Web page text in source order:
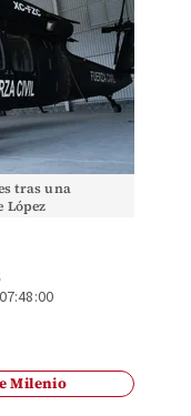
tras una
López
Milenio